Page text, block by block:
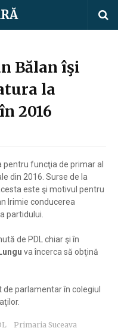
Bălan îşi
la
2016
pentru funcţia de primar al
din 2016. Surse de la
este şi motivul pentru
Irimie conducerea
partidului.
de PDL chiar şi în
va încerca să obţină
de parlamentar în colegiul
Primaria Suceava